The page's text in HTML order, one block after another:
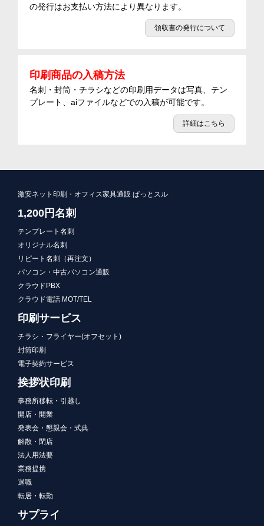
の発行はお支払い方法により異なります。
領収書の発行について
印刷商品の入稿方法
名刺・封筒・チラシなどの印刷用データは写真、テン
プレート、aiファイルなどでの入稿が可能です。
詳細はこちら
激安ネット印刷・オフィス家具通販 ぱっとスル
1,200円名刺
テンプレート名刺
オリジナル名刺
リピート名刺（再注文）
パソコン・中古パソコン通販
クラウドPBX
クラウド電話 MOT/TEL
印刷サービス
チラシ・フライヤー(オフセット)
封筒印刷
電子契約サービス
挨拶状印刷
事務所移転・引越し
開店・開業
発表会・懇親会・式典
解散・閉店
法人用法要
業務提携
退職
転居・転勤
サプライ